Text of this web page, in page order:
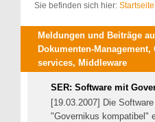
Sie befinden sich hier: Startseite
Meldungen und Beiträge
Dokumenten-
services, Middleware
SER: Software mit
[19.03.2007] Die
"Governikus kompatibel"